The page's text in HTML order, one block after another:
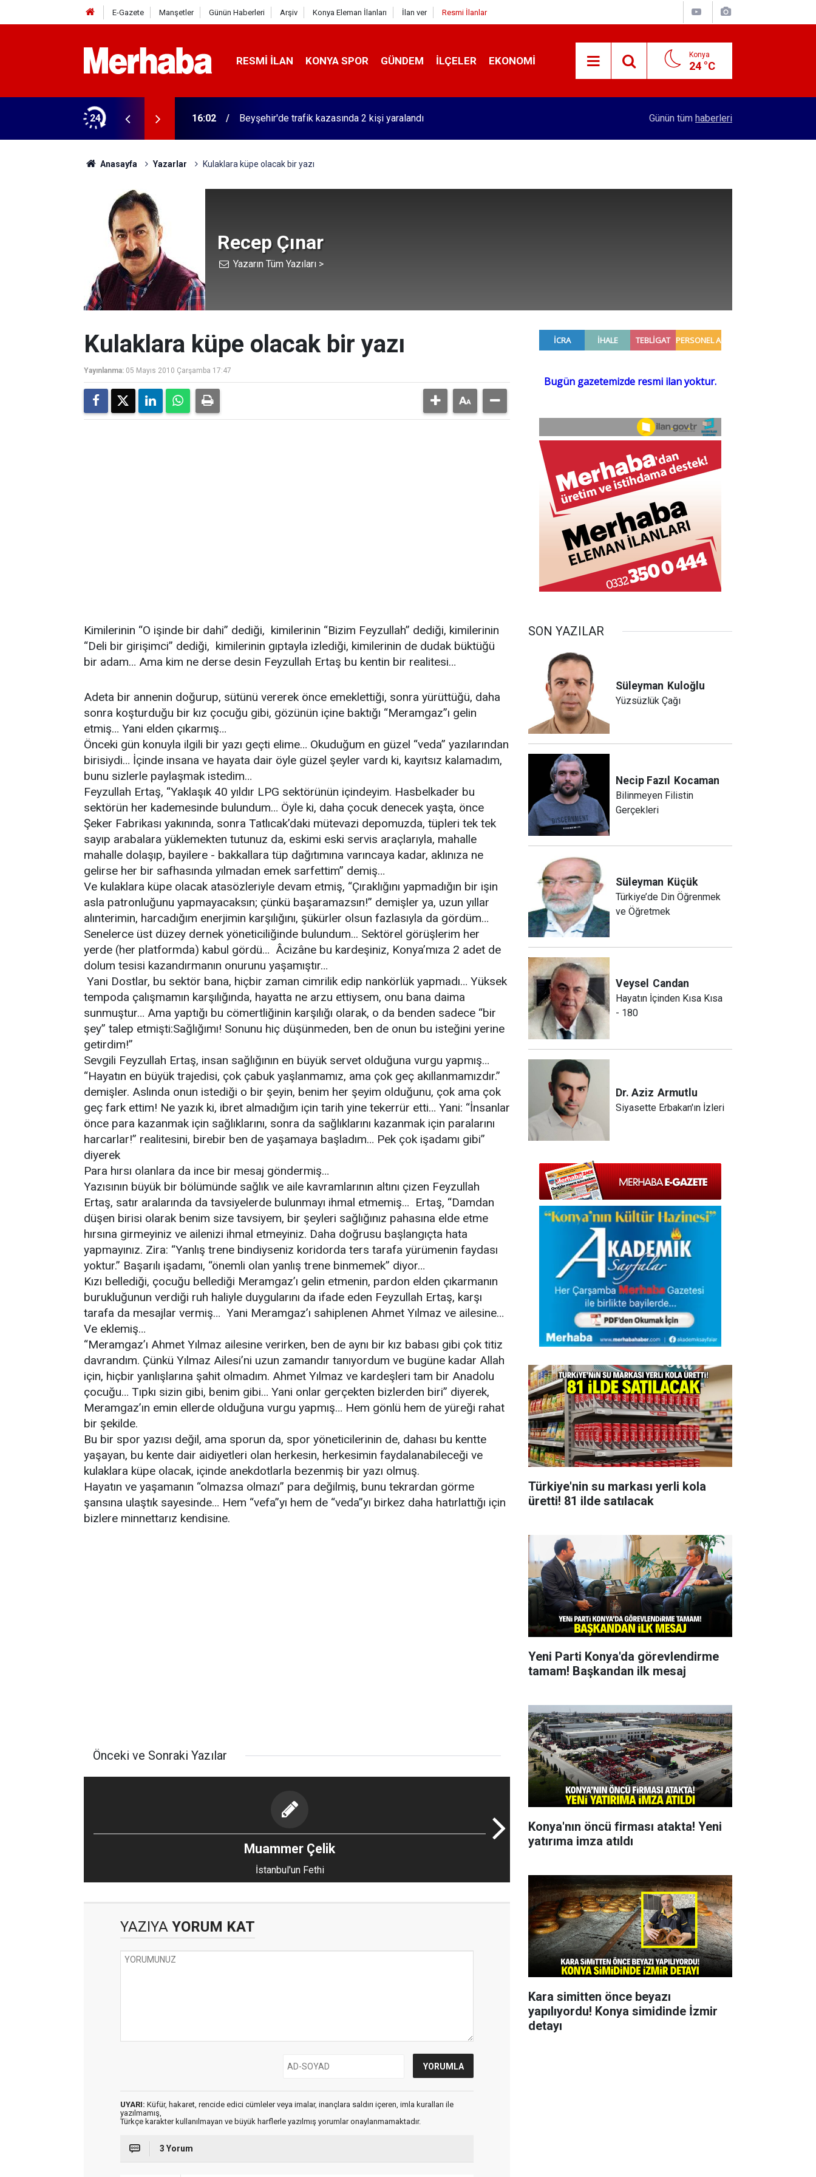
E-Gazete Manşetler Günün Haberleri Arşiv Konya Eleman İlanları İlan ver Resmi İlanlar
RESMI İLAN KONYA SPOR GÜNDEM İLÇELER EKONOMI Konya
24 °C
24
tamam! Başkandan ilk mesaj 16:02 Beyşehir'de trafik kazasında 2 kişi yaralandı Konya'nın öncü firması atakta! Yeni yatırıma
Günün tüm haberleri
Anasayfa Yazarlar Kulaklara küpe olacak bir yazı
Recep Çınar
Yazarın Tüm Yazıları >
Kulaklara küpe olacak bir yazı
Yayınlanma: 05 Mayıs 2010 Çarşamba 17:47
Kimilerinin “O işinde bir dahi” dediği, kimilerinin “Bizim Feyzullah” dediği, kimilerinin
“Deli bir girişimci” dediği, kimilerinin gıptayla izlediği, kimilerinin de dudak büktüğü
bir adam… Ama kim ne derse desin Feyzullah Ertaş bu kentin bir realitesi…
Adeta bir annenin doğurup, sütünü vererek önce emeklettiği, sonra yürüttüğü, daha
sonra koşturduğu bir kız çocuğu gibi, gözünün içine baktığı “Meramgaz”ı gelin
etmiş… Yani elden çıkarmış…
Önceki gün konuyla ilgili bir yazı geçti elime… Okuduğum en güzel “veda” yazılarından
birisiydi… İçinde insana ve hayata dair öyle güzel şeyler vardı ki, kayıtsız kalamadım,
bunu sizlerle paylaşmak istedim…
Feyzullah Ertaş, “Yaklaşık 40 yıldır LPG sektörünün içindeyim. Hasbelkader bu
sektörün her kademesinde bulundum… Öyle ki, daha çocuk denecek yaşta, önce
Şeker Fabrikası yakınında, sonra Tatlıcak’daki mütevazi depomuzda, tüpleri tek tek
sayıp arabalara yüklemekten tutunuz da, eskimi eski servis araçlarıyla, mahalle
mahalle dolaşıp, bayilere - bakkallara tüp dağıtımına varıncaya kadar, aklınıza ne
gelirse her bir safhasında yılmadan emek sarfettim” demiş…
Ve kulaklara küpe olacak atasözleriyle devam etmiş, “Çıraklığını yapmadığın bir işin
asla patronluğunu yapmayacaksın; çünkü başaramazsın!” demişler ya, uzun yıllar
alınterimin, harcadığım enerjimin karşılığını, şükürler olsun fazlasıyla da gördüm…
Senelerce üst düzey dernek yöneticiliğinde bulundum... Sektörel görüşlerim her
yerde (her platformda) kabul gördü… Âcizâne bu kardeşiniz, Konya’mıza 2 adet de
dolum tesisi kazandırmanın onurunu yaşamıştır…
Yani Dostlar, bu sektör bana, hiçbir zaman cimrilik edip nankörlük yapmadı… Yüksek
tempoda çalışmamın karşılığında, hayatta ne arzu ettiysem, onu bana daima
sunmuştur… Ama yaptığı bu cömertliğinin karşılığı olarak, o da benden sadece “bir
şey” talep etmişti:Sağlığımı! Sonunu hiç düşünmeden, ben de onun bu isteğini yerine
getirdim!”
Sevgili Feyzullah Ertaş, insan sağlığının en büyük servet olduğuna vurgu yapmış…
“Hayatın en büyük trajedisi, çok çabuk yaşlanmamız, ama çok geç akıllanmamızdır.”
demişler. Aslında onun istediği o bir şeyin, benim her şeyim olduğunu, çok ama çok
geç fark ettim! Ne yazık ki, ibret almadığım için tarih yine tekerrür etti… Yani: “İnsanlar
önce para kazanmak için sağlıklarını, sonra da sağlıklarını kazanmak için paralarını
harcarlar!” realitesini, birebir ben de yaşamaya başladım… Pek çok işadamı gibi”
diyerek
Para hırsı olanlara da ince bir mesaj göndermiş…
Yazısının büyük bir bölümünde sağlık ve aile kavramlarının altını çizen Feyzullah
Ertaş, satır aralarında da tavsiyelerde bulunmayı ihmal etmemiş… Ertaş, “Damdan
düşen birisi olarak benim size tavsiyem, bir şeyleri sağlığınız pahasına elde etme
hırsına girmeyiniz ve ailenizi ihmal etmeyiniz. Daha doğrusu başlangıçta hata
yapmayınız. Zira: “Yanlış trene bindiyseniz koridorda ters tarafa yürümenin faydası
yoktur.” Başarılı işadamı, “önemli olan yanlış trene binmemek” diyor…
Kızı bellediği, çocuğu bellediği Meramgaz’ı gelin etmenin, pardon elden çıkarmanın
burukluğunun verdiği ruh haliyle duygularını da ifade eden Feyzullah Ertaş, karşı
tarafa da mesajlar vermiş… Yani Meramgaz’ı sahiplenen Ahmet Yılmaz ve ailesine…
Ve eklemiş…
“Meramgaz’ı Ahmet Yılmaz ailesine verirken, ben de aynı bir kız babası gibi çok titiz
davrandım. Çünkü Yılmaz Ailesi’ni uzun zamandır tanıyordum ve bugüne kadar Allah
için, hiçbir yanlışlarına şahit olmadım. Ahmet Yılmaz ve kardeşleri tam bir Anadolu
çocuğu… Tıpkı sizin gibi, benim gibi… Yani onlar gerçekten bizlerden biri” diyerek,
Meramgaz’ın emin ellerde olduğuna vurgu yapmış… Hem gönlü hem de yüreği rahat
bir şekilde.
Bu bir spor yazısı değil, ama sporun da, spor yöneticilerinin de, dahası bu kentte
yaşayan, bu kente dair aidiyetleri olan herkesin, herkesimin faydalanabileceği ve
kulaklara küpe olacak, içinde anekdotlarla bezenmiş bir yazı olmuş.
Hayatın ve yaşamanın “olmazsa olmazı” para değilmiş, bunu tekrardan görme
şansına ulaştık sayesinde… Hem “vefa”yı hem de “veda”yı birkez daha hatırlattığı için
bizlere minnettarız kendisine.
Önceki ve Sonraki Yazılar
Muammer Çelik
İstanbul'un Fethi
YAZIYA YORUM KAT
UYARI: Küfür, hakaret, rencide edici cümleler veya imalar, inançlara saldırı içeren, imla kuralları ile
yazılmamış,
Türkçe karakter kullanılmayan ve büyük harflerle yazılmış yorumlar onaylanmamaktadır.
3 Yorum
SON YAZILAR
Süleyman Kuloğlu
Yüzsüzlük Çağı
Necip Fazıl Kocaman
Bilinmeyen Filistin
Gerçekleri
Süleyman Küçük
Türkiye’de Din Öğrenmek
ve Öğretmek
Veysel Candan
Hayatın İçinden Kısa Kısa
- 180
Dr. Aziz Armutlu
Siyasette Erbakan'ın İzleri
Türkiye'nin su markası yerli kola
üretti! 81 ilde satılacak
Yeni Parti Konya'da görevlendirme
tamam! Başkandan ilk mesaj
Konya'nın öncü firması atakta! Yeni
yatırıma imza atıldı
Kara simitten önce beyazı
yapılıyordu! Konya simidinde İzmir
detayı